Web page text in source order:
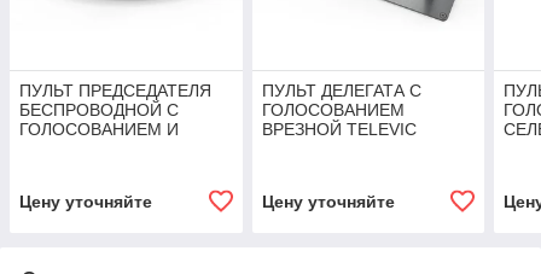
ПУЛЬТ ПРЕДСЕДАТЕЛЯ
БЕСПРОВОДНОЙ С
ГОЛОСОВАНИЕМ И
Цену уточняйте
ПУЛЬТ ДЕЛЕГАТА С
ГОЛОСОВАНИЕМ
ВРЕЗНОЙ TELEVIC
Цену уточняйте